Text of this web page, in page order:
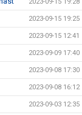
2023-09-15 19:25
2023-09-15 12:41
2023-09-09 17:40
2023-09-08 17:30
2023-09-08 16:12
2023-09-03 12:35